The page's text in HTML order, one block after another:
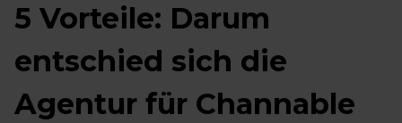
5 Vorteile: Darum
entschied sich die
Agentur für Channable